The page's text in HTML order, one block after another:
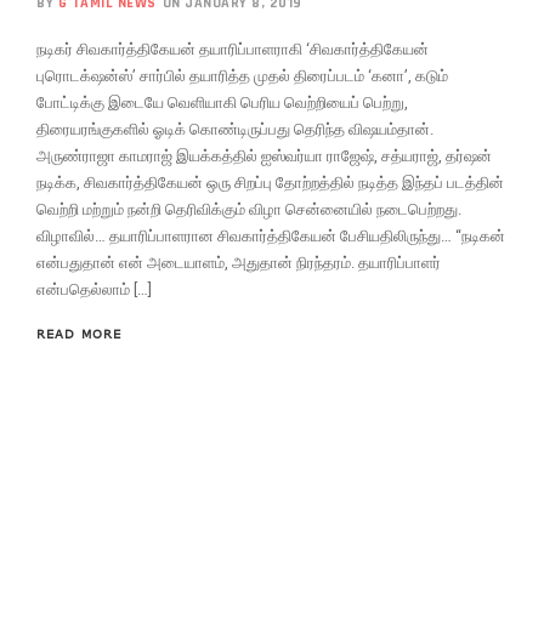
நடிகர் சிவகார்த்திகேயன் தயாரிப்பாளராகி ‘சிவகார்த்திகேயன்
புரொடக்‌ஷன்ஸ்’ சார்பில் தயாரித்த முதல் திரைப்படம் ‘கனா’, கடும்
போட்டிக்கு இடையே வெளியாகி பெரிய வெற்றியைப் பெற்று,
திரையரங்குகளில் ஓடிக் கொண்டிருப்பது தெரிந்த விஷயம்தான்.
அருண்ராஜா காமராஜ் இயக்கத்தில் ஐஸ்வர்யா ராஜேஷ், சத்யராஜ், தர்ஷன்
நடிக்க, சிவகார்த்திகேயன் ஒரு சிறப்பு தோற்றத்தில் நடித்த இந்தப் படத்தின்
வெற்றி மற்றும் நன்றி தெரிவிக்கும் விழா சென்னையில் நடைபெற்றது.
விழாவில்… தயாரிப்பாளரான சிவகார்த்திகேயன் பேசியதிலிருந்து… “நடிகன்
என்பதுதான் என் அடையாளம், அதுதான் நிரந்தரம். தயாரிப்பாளர்
என்பதெல்லாம் […]
READ MORE